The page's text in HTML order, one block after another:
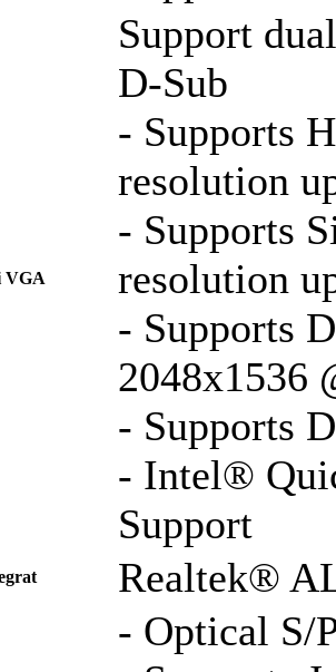
VGA
Support
D-Sub
- Supports
resolution
- Supports
resolution
- Supports
2048x1536
- Supports
- Intel®
Support
Realtek®
- Optical S/